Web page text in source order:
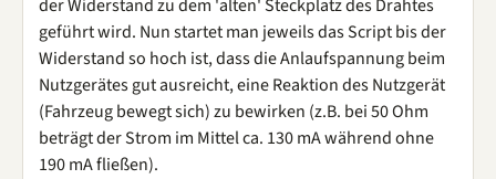
der Widerstand zu dem 'alten' Steckplatz des Drahtes
geführt wird. Nun startet man jeweils das Script bis der
Widerstand so hoch ist, dass die Anlaufspannung beim
Nutzgerätes gut ausreicht, eine Reaktion des Nutzgerät
(Fahrzeug bewegt sich) zu bewirken (z.B. bei 50 Ohm
beträgt der Strom im Mittel ca. 130 mA während ohne
190 mA fließen).